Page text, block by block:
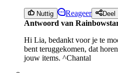
Nuttig Reageer Deel
Antwoord van
Hi Lia, bedankt voor je te
bent teruggekomen, dat
jouw items. ^Chantal